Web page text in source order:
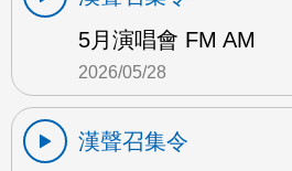
5月演唱會 FM AM
2026/05/28
漢聲召集令